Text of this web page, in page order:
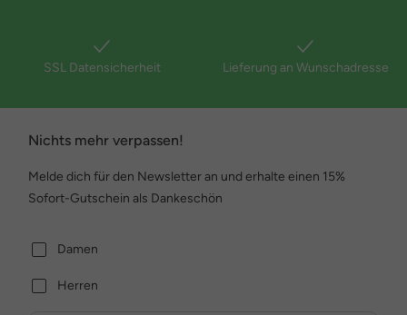
SSL Datensicherheit Lieferung an Wunschadresse
Nichts mehr verpassen!
Melde dich für den Newsletter an und erhalte einen 15%
Sofort-Gutschein als Dankeschön
Damen
Herren